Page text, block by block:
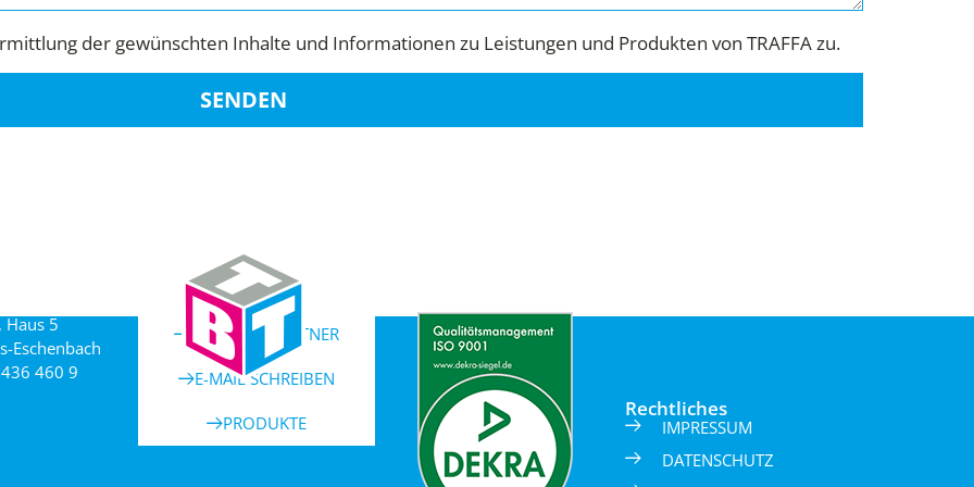
der gewünschten Inhalte und Informationen zu Leistungen und Produkten von TRAFFA zu.
SENDEN
Haus 5
Eschenbach
460 9
ANSPRECHPARTNER
E-MAIL SCHREIBEN
PRODUKTE
Rechtliches
IMPRESSUM
DATENSCHUTZ